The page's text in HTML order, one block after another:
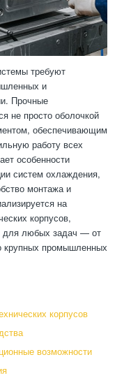
требуют
и
Прочные
не просто оболочкой
обеспечивающим
работу всех
особенности
систем охлаждения,
монтажа и
на
корпусов,
для любых задач — от
крупных промышленных
корпусов
возможности